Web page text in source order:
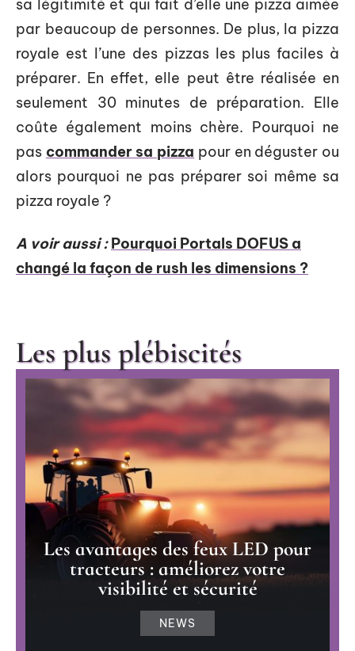
sa légitimité et qui fait d’elle une pizza aimée
par beaucoup de personnes. De plus, la pizza
royale est l’une des pizzas les plus faciles à
préparer. En effet, elle peut être réalisée en
seulement 30 minutes de préparation. Elle
coûte également moins chère. Pourquoi ne
pas commander sa pizza pour en déguster ou
alors pourquoi ne pas préparer soi même sa
pizza royale ?
A voir aussi : Pourquoi Portals DOFUS a
changé la façon de rush les dimensions ?
Les plus plébiscités
Les avantages des feux LED pour
tracteurs : améliorez votre
visibilité et sécurité
NEWS